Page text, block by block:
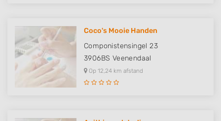
Coco's Mooie Handen
Componistensingel 23
3906BS Veenendaal
Op 12,24 km afstand